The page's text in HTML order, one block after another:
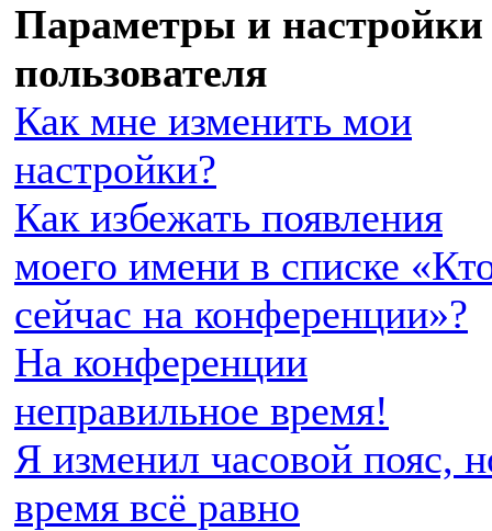
Параметры и настройки
пользователя
Как мне изменить мои
настройки?
Как избежать появления
моего имени в списке
сейчас на конференции»?
На конференции
неправильное время!
Я изменил часовой пояс,
время всё равно